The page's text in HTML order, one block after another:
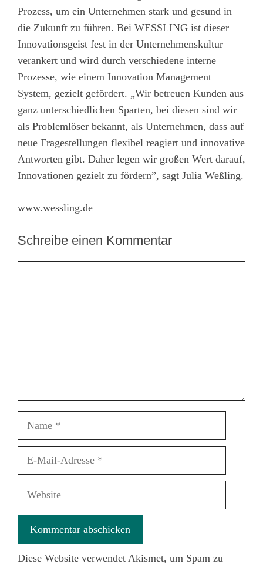
Prozess, um ein Unternehmen stark und gesund in
die Zukunft zu führen. Bei WESSLING ist dieser
Innovationsgeist fest in der Unternehmenskultur
verankert und wird durch verschiedene interne
Prozesse, wie einem Innovation Management
System, gezielt gefördert. „Wir betreuen Kunden aus
ganz unterschiedlichen Sparten, bei diesen sind wir
als Problemlöser bekannt, als Unternehmen, dass auf
neue Fragestellungen flexibel reagiert und innovative
Antworten gibt. Daher legen wir großen Wert darauf,
Innovationen gezielt zu fördern”, sagt Julia Weßling.
www.wessling.de
Schreibe einen Kommentar
Name
Website
Diese Website verwendet Akismet, um Spam zu